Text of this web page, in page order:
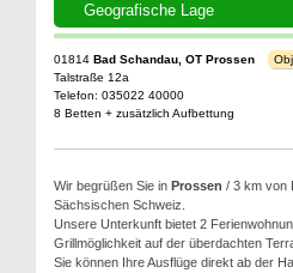
Geografische Lage
01814 Bad Schandau, OT Prossen
Talstraße 12a
Telefon: 035022 40000
8 Betten + zusätzlich Aufbettung
Wir begrüßen Sie in Prossen / 3 km von
Sächsischen Schweiz.
Unsere Unterkunft bietet 2
Grillmöglichkeit auf der überdachten
Sie können Ihre Ausflüge direkt ab der